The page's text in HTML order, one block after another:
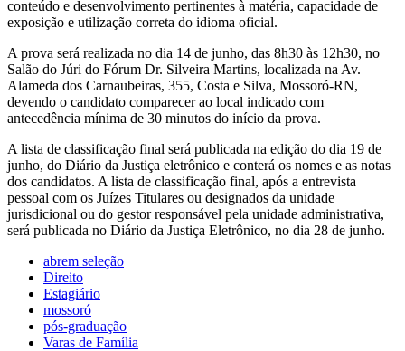
conteúdo e desenvolvimento pertinentes à matéria, capacidade de
exposição e utilização correta do idioma oficial.
A prova será realizada no dia 14 de junho, das 8h30 às 12h30, no
Salão do Júri do Fórum Dr. Silveira Martins, localizada na Av.
Alameda dos Carnaubeiras, 355, Costa e Silva, Mossoró-RN,
devendo o candidato comparecer ao local indicado com
antecedência mínima de 30 minutos do início da prova.
A lista de classificação final será publicada na edição do dia 19 de
junho, do Diário da Justiça eletrônico e conterá os nomes e as notas
dos candidatos. A lista de classificação final, após a entrevista
pessoal com os Juízes Titulares ou designados da unidade
jurisdicional ou do gestor responsável pela unidade administrativa,
será publicada no Diário da Justiça Eletrônico, no dia 28 de junho.
abrem seleção
Direito
Estagiário
mossoró
pós-graduação
Varas de Família